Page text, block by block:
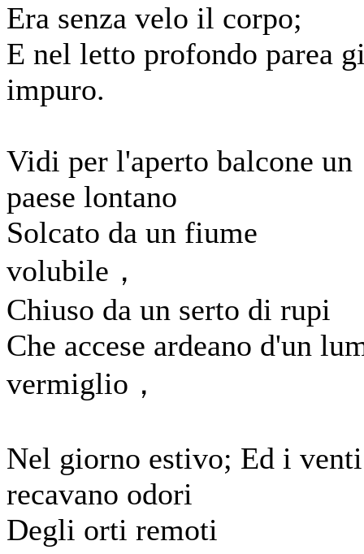
Era senza velo il corpo;
E nel letto profondo parea
impuro.
Vidi per l'aperto balcone un
paese lontano
Solcato da un fiume
volubile，
Chiuso da un serto di rupi
Che accese ardeano d'un
vermiglio，
Nel giorno estivo; Ed i venti
recavano odori
Degli orti remoti